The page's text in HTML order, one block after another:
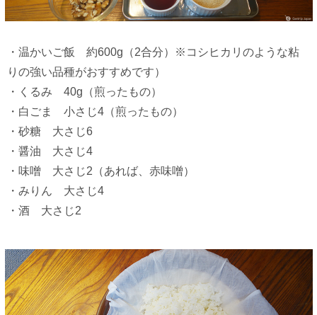
・温かいご飯 約600g（2合分）※コシヒカリのような粘
りの強い品種がおすすめです）
・くるみ 40g（煎ったもの）
・白ごま 小さじ4（煎ったもの）
・砂糖 大さじ6
・醤油 大さじ4
・味噌 大さじ2（あれば、赤味噌）
・みりん 大さじ4
・酒 大さじ2